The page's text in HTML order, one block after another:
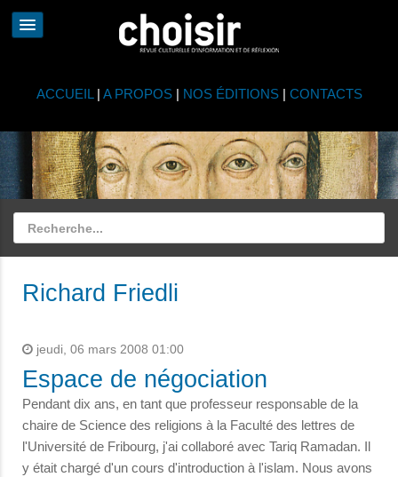
ACCUEIL | A PROPOS| NOS ÉDITIONS| CONTACTS
Richard Friedli
jeudi, 06 mars 2008 01:00
Espace de négociation
Pendant dix ans, en tant que professeur responsable de la
chaire de Science des religions à la Faculté des lettres de
l'Université de Fribourg, j'ai collaboré avec Tariq Ramadan. Il
y était chargé d'un cours d'introduction à l'islam. Nous avons